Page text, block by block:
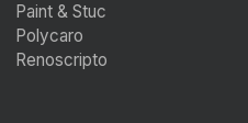
Paint & Stuc
Polycaro
Renoscripto